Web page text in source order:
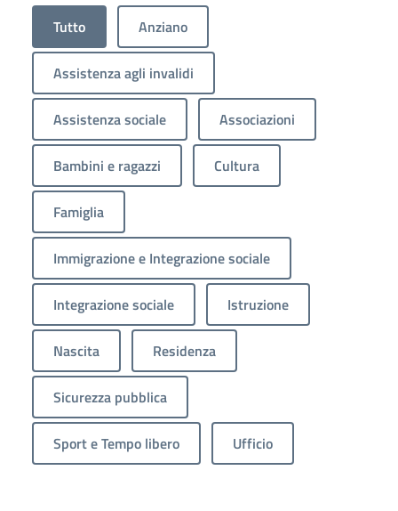
Tutto Anziano
Assistenza agli invalidi
Assistenza sociale Associazioni
Bambini e ragazzi Cultura
Famiglia
Immigrazione e Integrazione sociale
Integrazione sociale Istruzione
Nascita Residenza
Sicurezza pubblica
Sport e Tempo libero Ufficio